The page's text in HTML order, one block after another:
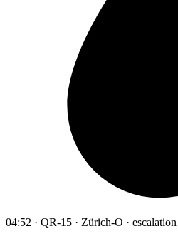
04:52 · QR-15 · Zürich-O ·